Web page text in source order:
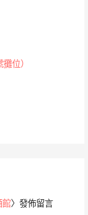
位）
館〉發佈留言